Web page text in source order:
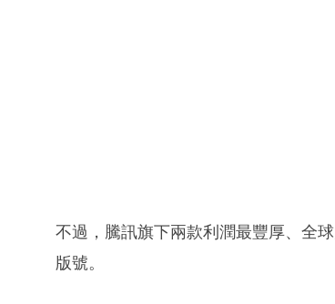
不過，騰訊旗下兩款利潤最豐厚、全
版號。